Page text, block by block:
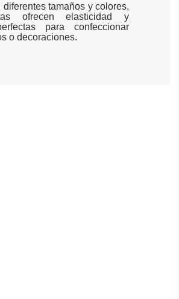
tamaños y colores,
ofrecen elasticidad y
para confeccionar
o decoraciones.